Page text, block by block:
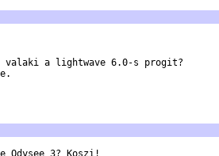
valaki a lightwave 6.0-s progit?
Odysee 3? Koszi!